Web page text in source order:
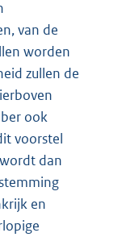
van de
worden
zullen de
ook
voorstel
dan
en